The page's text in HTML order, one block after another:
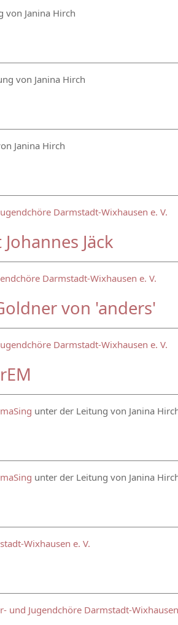
von Janina Hirch
von Janina Hirch
Janina Hirch
Darmstadt-Wixhausen e. V.
Jäck
Darmstadt-Wixhausen e. V.
von 'anders'
Darmstadt-Wixhausen e. V.
unter der Leitung von Janina
unter der Leitung von Janina
Wixhausen e. V.
und Jugendchöre Darmstadt-